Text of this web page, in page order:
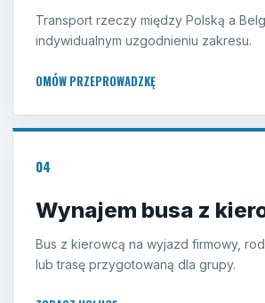
Transport rzeczy między Polską a
indywidualnym uzgodnieniu zakresu.
OMÓW PRZEPROWADZKĘ
04
Wynajem busa z
Bus z kierowcą na wyjazd firmowy,
lub trasę przygotowaną dla grupy.